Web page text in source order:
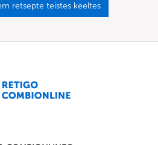
retsepte teistes keeltes